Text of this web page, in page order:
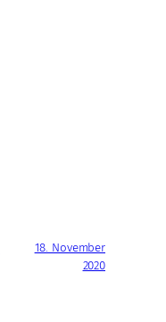
18. November
2020